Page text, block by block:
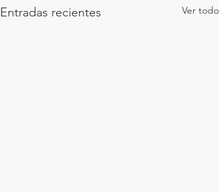
Entradas recientes Ver todo